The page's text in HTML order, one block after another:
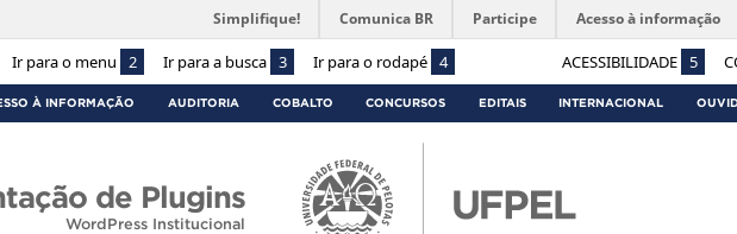
Ir para o menu 2 Ir para a busca 3 Ir para o rodapé 4 ACESSIBILIDADE 5
Simplifique! Comunica BR Participe Acesso à informação
À INFORMAÇÃO AUDITORIA COBALTO CONCURSOS EDITAIS INTERNACIONAL
de Plugins
WordPress Institucional